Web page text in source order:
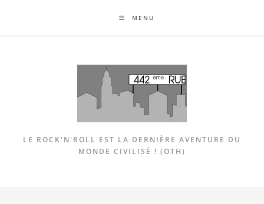
MENU
LE ROCK'N'ROLL EST LA DERNIÈRE AVENTURE DU
MONDE CIVILISÉ ! (OTH)